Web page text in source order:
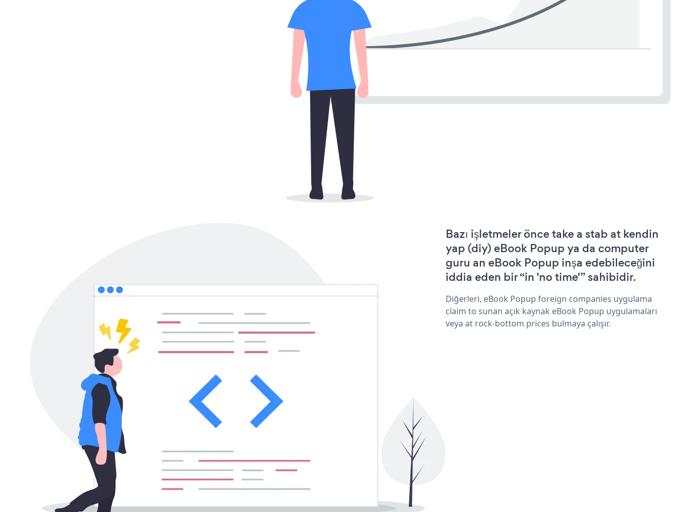
Bazı işletmeler önce take a stab at kendin
yap (diy) eBook Popup ya da computer
guru an eBook Popup inşa edebileceğini
iddia eden bir “in 'no time'” sahibidir.
Diğerleri, eBook Popup foreign companies uygulama
claim to sunan açık kaynak eBook Popup uygulamaları
veya at rock-bottom prices bulmaya çalışır.